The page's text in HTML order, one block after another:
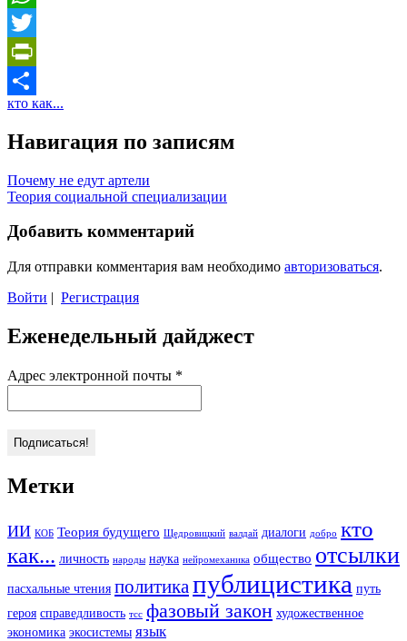
WhatsApp
Twitter
PrintFriendly
Отправить
кто как...
Навигация по записям
Почему не едут артели
Теория социальной специализации
Добавить комментарий
Для отправки комментария вам необходимо авторизоваться.
Войти | Регистрация
Еженедельный дайджест
Адрес электронной почты *
Метки
ИИ КОБ Теория будущего Щедровицкий валдай диалоги добро кто
как... личность народы наука нейромеханика общество отсылки
пасхальные чтения политика публицистика путь
героя справедливость тсс фазовый закон художественное
экономика экосистемы язык